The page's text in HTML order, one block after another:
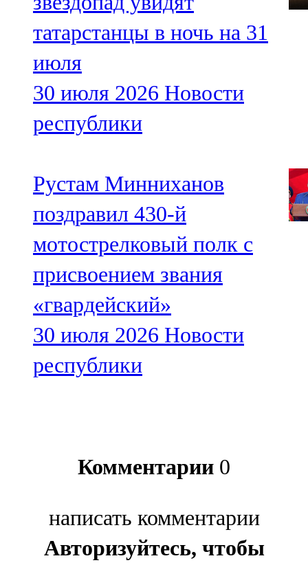
татарстанцы в ночь на 31
июля
30 июля 2026 Новости
республики
Рустам Минниханов
поздравил 430-й
мотострелковый полк с
присвоением звания
«гвардейский»
30 июля 2026 Новости
республики
Комментарии 0
написать комментарии
Авторизуйтесь, чтобы